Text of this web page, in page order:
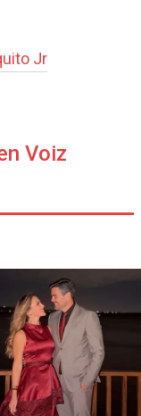
Jr
Voiz